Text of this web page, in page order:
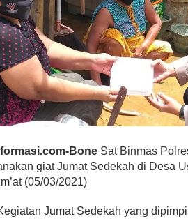
Bone Sat Binmas
giat Jumat Sedekah di Desa
(05/03/2021)
Jumat Sedekah yang